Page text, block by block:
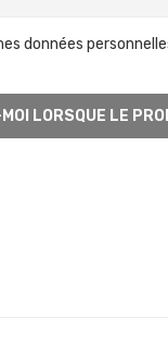
données
LORSQUE LE